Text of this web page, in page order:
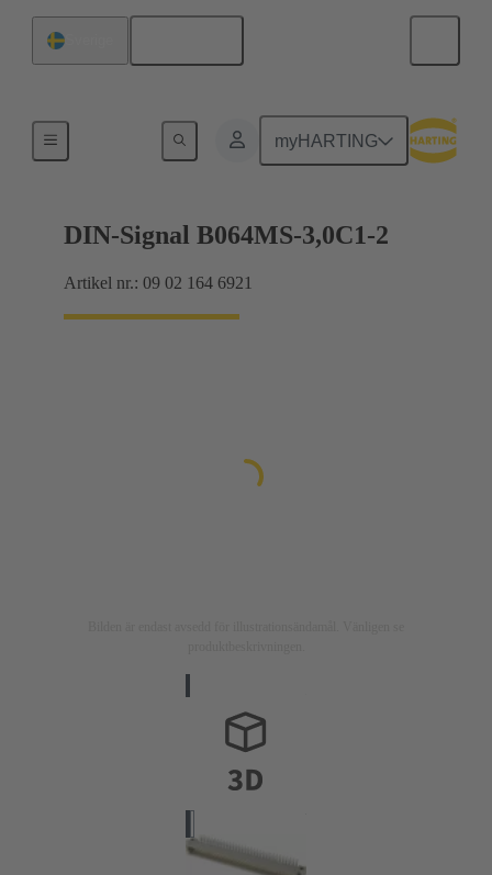
myHARTING
Förbindning moderkort till dotterkort
DIN-Signal B064MS-3,0C1-2
Artikel nr.: 09 02 164 6921